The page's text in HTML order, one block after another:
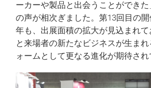
ーカーや製品と出会うことができ
の声が相次ぎました。第13回目の
年も、出展面積の拡大が見込まれ
と来場者の新たなビジネスが生ま
ォームとして更なる進化が期待され